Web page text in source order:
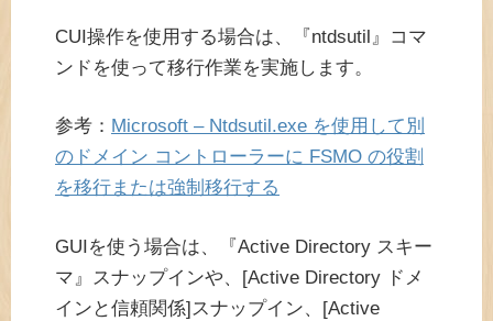
CUI操作を使用する場合は、『ntdsutil』コマ
ンドを使って移行作業を実施します。
参考： Microsoft – Ntdsutil.exe を使用して別
のドメイン コントローラーに FSMO の役割
を移行または強制移行する
GUIを使う場合は、『Active Directory スキー
マ』スナップインや、[Active Directory ドメ
インと信頼関係]スナップイン、[Active